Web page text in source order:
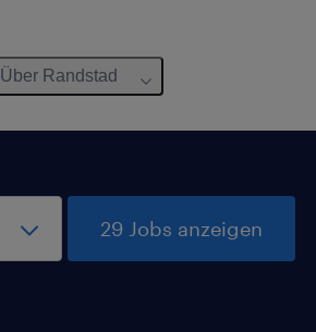
Über Randstad
29 Jobs anzeigen